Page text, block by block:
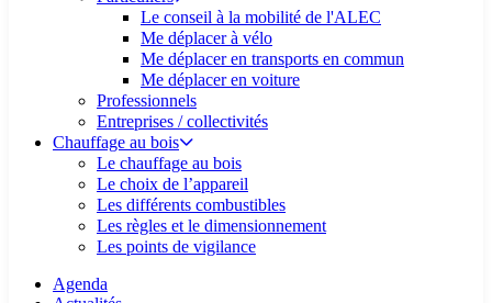
Le conseil à la mobilité de l'ALEC
Me déplacer à vélo
Me déplacer en transports en commun
Me déplacer en voiture
Professionnels
Entreprises / collectivités
Chauffage au bois
Le chauffage au bois
Le choix de l’appareil
Les différents combustibles
Les règles et le dimensionnement
Les points de vigilance
Agenda